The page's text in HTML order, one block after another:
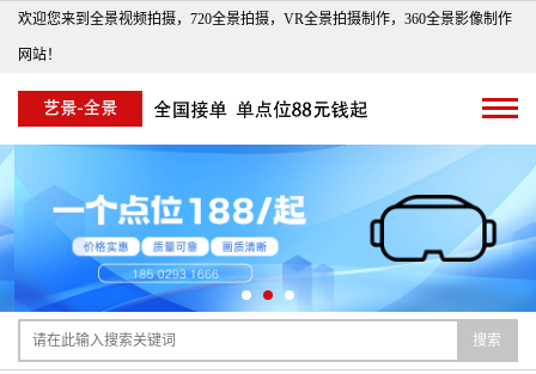
欢迎您来到全景视频拍摄，720全景拍摄，VR全景拍摄制作，360全景影像制作
网站！
搜索